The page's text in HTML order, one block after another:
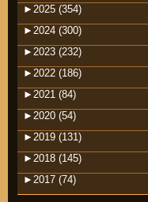
► 2025 (354)
► 2024 (300)
► 2023 (232)
► 2022 (186)
► 2021 (84)
► 2020 (54)
► 2019 (131)
► 2018 (145)
► 2017 (74)